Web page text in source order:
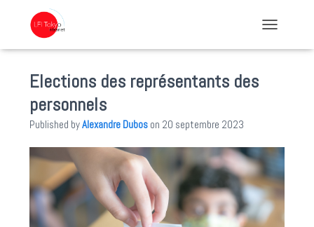
Elections des représentants des
personnels
Published byAlexandre Dubos on 20 septembre 2023